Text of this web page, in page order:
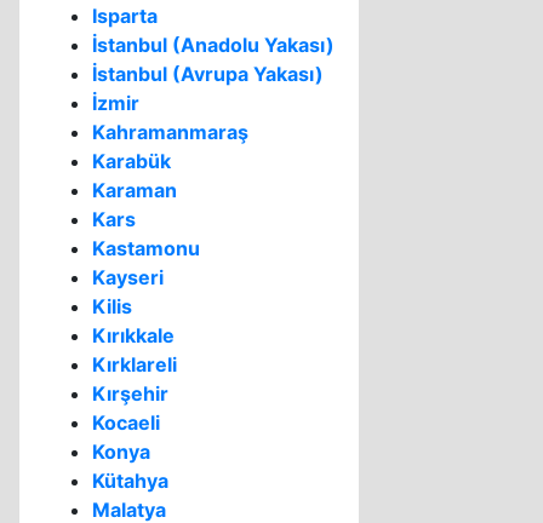
Isparta
İstanbul (Anadolu Yakası)
İstanbul (Avrupa Yakası)
İzmir
Kahramanmaraş
Karabük
Karaman
Kars
Kastamonu
Kayseri
Kilis
Kırıkkale
Kırklareli
Kırşehir
Kocaeli
Konya
Kütahya
Malatya